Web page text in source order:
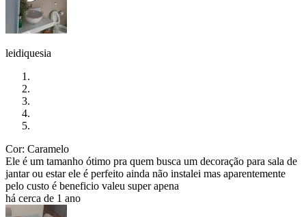
leidiquesia
Cor: Caramelo
Ele é um tamanho ótimo pra quem busca um decoração para sala de
jantar ou estar ele é perfeito ainda não instalei mas aparentemente
pelo custo é beneficio valeu super apena
há cerca de 1 ano